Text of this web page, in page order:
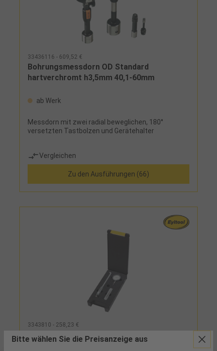
33436116 - 609,52 €
Bohrungsmessdorn OD Standard
hartverchromt h3,5mm 40,1-60mm
ab Werk
Messdorn mit zwei radial beweglichen, 180°
versetzten Tastbolzen und Gerätehalter
Vergleichen
Zu den Ausführungen (66)
3343810 - 258,23 €
Innenfeinmessgerät mit Messuhr Abl.
0,01mm Werksnorm MB10-18mm
Bitte wählen Sie die Preisanzeige aus